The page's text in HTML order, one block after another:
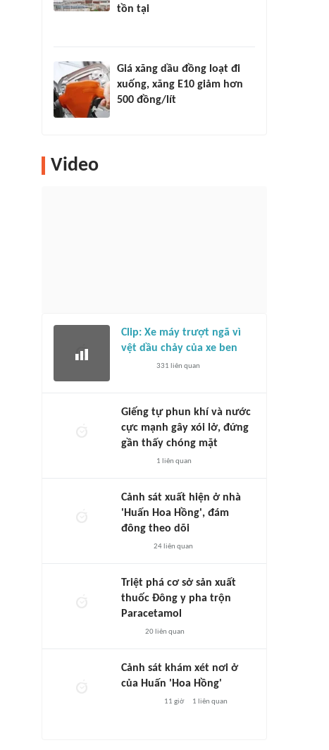
tồn tại
Giá xăng dầu đồng loạt đi
xuống, xăng E10 giảm hơn
500 đồng/lít
Video
Clip: Xe máy trượt ngã vì
vệt dầu chảy của xe ben
331 liên quan
Giếng tự phun khí và nước
cực mạnh gây xói lở, đứng
gần thấy chóng mặt
1 liên quan
Cảnh sát xuất hiện ở nhà
'Huấn Hoa Hồng', đám
đông theo dõi
24liên quan
Triệt phá cơ sở sản xuất
thuốc Đông y pha trộn
Paracetamol
20liên quan
Cảnh sát khám xét nơi ở
của Huấn 'Hoa Hồng'
11 giờ 1 liên quan